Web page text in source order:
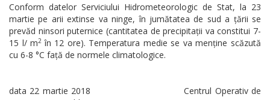
Conform datelor Serviciului Hidrometeorologic de Stat, la 23
martie pe arii extinse va ninge, în jumătatea de sud a țării se
prevăd ninsori puternice (cantitatea de precipitații va constitui 7-
15 l/ m2în 12 ore). Temperatura medie se va menține scăzută
cu 6-8 °C față de normele climatologice.
data 22 martie 2018 Centrul Operativ de